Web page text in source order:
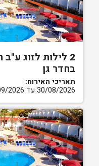
2 לילות לזוג ע"ב
בחדר גן
תאריכי האירוח:
30/08/2026 עד 02/09/2026